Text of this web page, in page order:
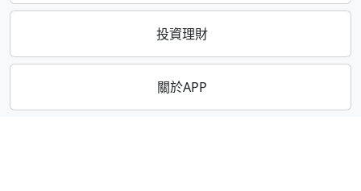
投資理財
關於APP